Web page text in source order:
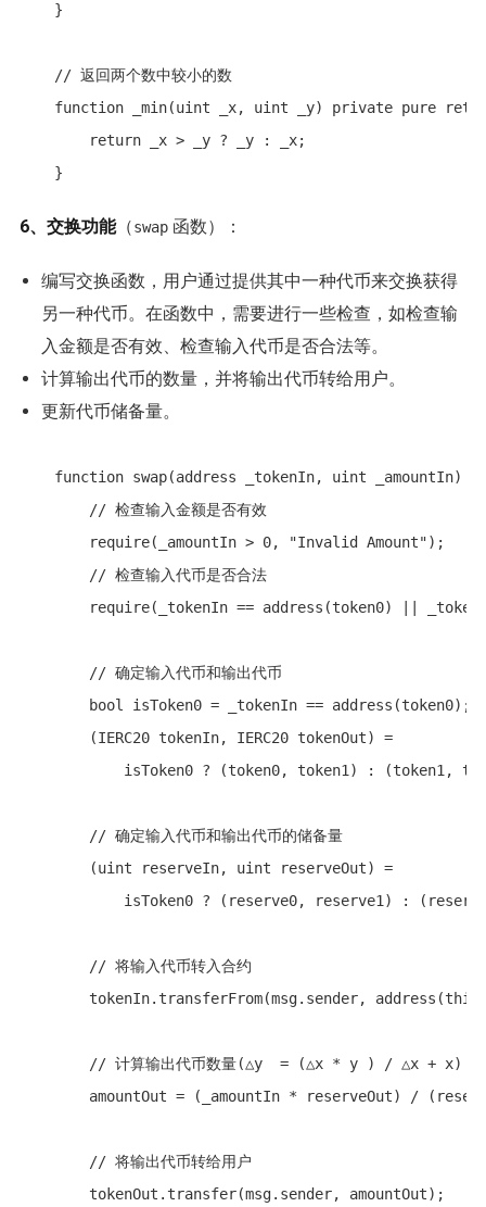
    }
    // 返回两个数中较小的数
function _min(uint _x, uint _y) private pure
        return _x > _y ? _y : _x;
6、交换功能（swap函数）：
编写交换函数，用户通过提供其中一种代币来交换获得
另一种代币。在函数中，需要进行一些检查，如检查输
入金额是否有效、检查输入代币是否合法等。
计算输出代币的数量，并将输出代币转给用户。
更新代币储备量。
function swap(address _tokenIn, uint _amountIn)
        // 检查输入金额是否有效
        require(_amountIn > 0, "Invalid Amount");
        // 检查输入代币是否合法
require(_tokenIn == address(token0) ||
        // 确定输入代币和输出代币
        bool isToken0 = _tokenIn == address(token0);
        (IERC20 tokenIn, IERC20 tokenOut) =
isToken0 ? (token0, token1) : (token1,
        // 确定输入代币和输出代币的储备量
        (uint reserveIn, uint reserveOut) =
isToken0 ? (reserve0, reserve1) :
        // 将输入代币转入合约
tokenIn.transferFrom(msg.sender,
        // 计算输出代币数量(△y  = (△x * y ) / △x + x)
amountOut = (_amountIn * reserveOut) /
        // 将输出代币转给用户
        tokenOut.transfer(msg.sender, amountOut);